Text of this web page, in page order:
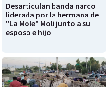
Desarticulan banda narco
liderada por la hermana de
"La Mole" Moli junto a su
esposo e hijo